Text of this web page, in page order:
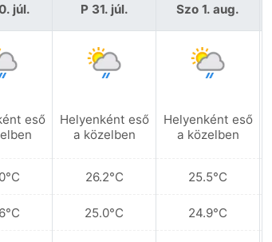
júl.
eső
P 31. júl.
Helyenként eső
a közelben
26.2°C
25.0°C
Szo 1. aug.
Helyenként eső
a közelben
25.5°C
24.9°C